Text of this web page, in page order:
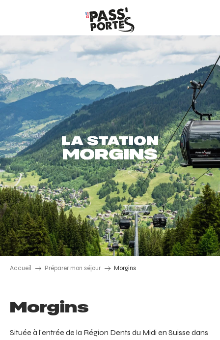
LA STATION
MORGINS
Accueil Préparer mon séjour Morgins
Morgins
Située à l’entrée de la Région Dents du Midi en Suisse dans